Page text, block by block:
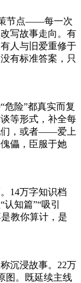
策节点——每一次
写故事走向。有
人与旧爱重修于
有标准答案，只
险”都真实而复
等形式，补全每
们，或者——爱上
儡，臣服于她
14万字知识档
知篇”“吸引
教你算计，是
沉浸故事。22万
图。既延续主线